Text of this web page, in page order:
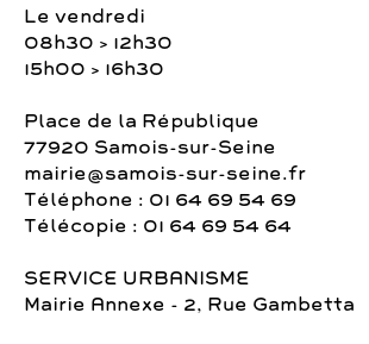
Le vendredi
08h30 > 12h30
15h00 > 16h30
Place de la République
77920 Samois-sur-Seine
mairie@samois-sur-seine.fr
Téléphone : 01 64 69 54 69
Télécopie : 01 64 69 54 64
SERVICE URBANISME
Mairie Annexe - 2, Rue Gambetta